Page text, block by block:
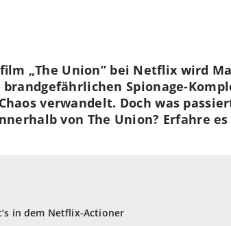
in dem Netflix-Actioner
„The Union” bei Netflix wird
brandgefährlichen Spionage-
verwandelt. Doch was
von The Union? Erfahre